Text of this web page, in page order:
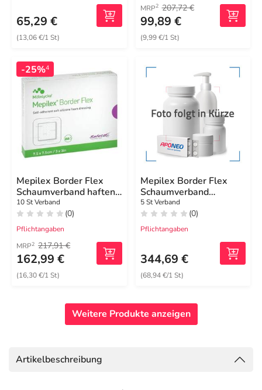
65,29 €
(13,06 €/1 St)
MRP2 207,72 €
99,89 €
(9,99 €/1 St)
-25%4
Mepilex Border Flex
Schaumverband haftend
7,5x7,5 cm
10 St Verband
(0)
Pflichtangaben
MRP2 217,91 €
162,99 €
(16,30 €/1 St)
Mepilex Border Flex
Schaumverband
haft.15x19 cm oval
5 St Verband
(0)
Pflichtangaben
344,69 €
(68,94 €/1 St)
Weitere Produkte anzeigen
Artikelbeschreibung